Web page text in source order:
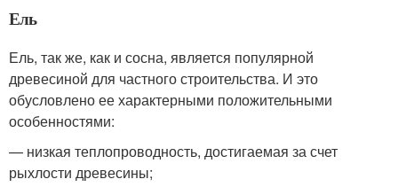
Ель
Ель, так же, как и сосна, является популярной
древесиной для частного строительства. И это
обусловлено ее характерными положительными
особенностями:
— низкая теплопроводность, достигаемая за счет
рыхлости древесины;